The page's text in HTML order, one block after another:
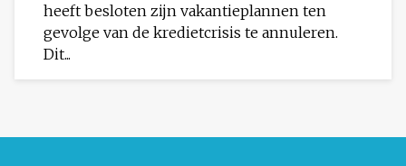
heeft besloten zijn vakantieplannen ten
gevolge van de kredietcrisis te annuleren.
Dit...